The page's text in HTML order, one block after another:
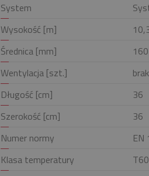
System
Wysokość [m]
Średnica [mm]
160
Wentylacja [szt.]
brak
Długość [cm]
36
Szerokość [cm]
36
Numer normy
EN
Klasa temperatury